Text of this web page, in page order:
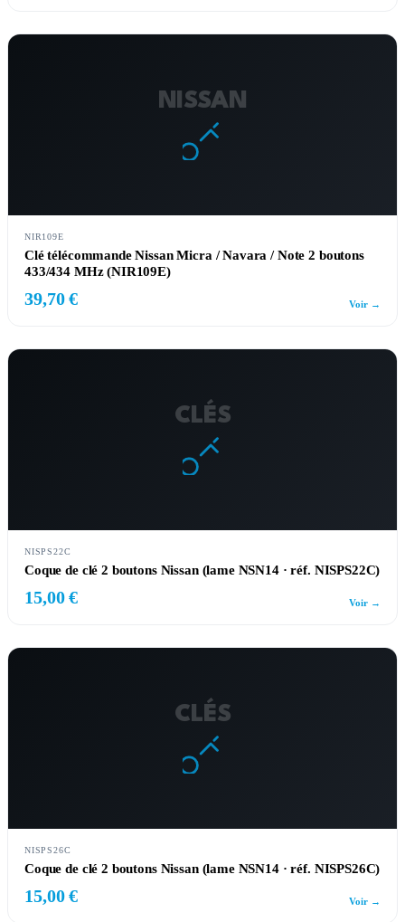
NISSAN
NIR109E
Clé télécommande Nissan Micra / Navara / Note 2 boutons
433/434 MHz (NIR109E)
39,70 € Voir →
CLÉS
NISPS22C
Coque de clé 2 boutons Nissan (lame NSN14 · réf. NISPS22C)
15,00 € Voir →
CLÉS
NISPS26C
Coque de clé 2 boutons Nissan (lame NSN14 · réf. NISPS26C)
15,00 € Voir →